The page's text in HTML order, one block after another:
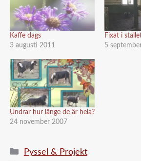
Kaffe dags
3 augusti 2011
Fixat i
5
Undrar hur länge de är hela?
24 november 2007
Kategorier
Pyssel & Projekt